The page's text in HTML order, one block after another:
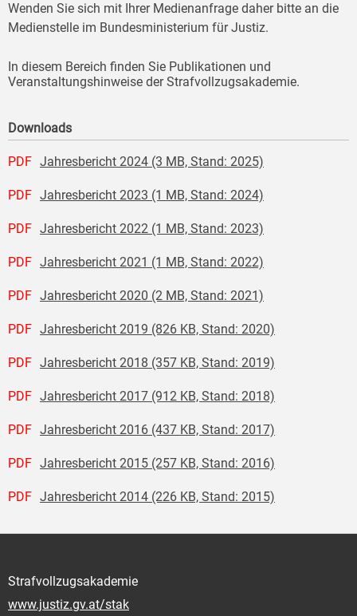
Wenden Sie sich mit Ihrer Medienanfrage daher bitte an die
Medienstelle im Bundesministerium für Justiz.
In diesem Bereich finden Sie Publikationen und
Veranstaltungshinweise der Strafvollzugsakademie.
Downloads
PDF Jahresbericht 2024 (3 MB, Stand: 2025)
PDF Jahresbericht 2023 (1 MB, Stand: 2024)
PDF Jahresbericht 2022 (1 MB, Stand: 2023)
PDF Jahresbericht 2021 (1 MB, Stand: 2022)
PDF Jahresbericht 2020 (2 MB, Stand: 2021)
PDF Jahresbericht 2019 (826 KB, Stand: 2020)
PDF Jahresbericht 2018 (357 KB, Stand: 2019)
PDF Jahresbericht 2017 (912 KB, Stand: 2018)
PDF Jahresbericht 2016 (437 KB, Stand: 2017)
PDF Jahresbericht 2015 (257 KB, Stand: 2016)
PDF Jahresbericht 2014 (226 KB, Stand: 2015)
Strafvollzugsakademie
www.justiz.gv.at/stak